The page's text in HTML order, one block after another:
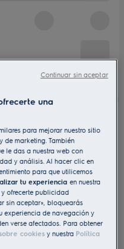
una
para mejorar nuestro sitio
de marketing. También
le das a nuestra web con
y análisis. Al hacer clic en
para que utilicemos
tu experienciaen nuestra
y ofrecerte publicidad
sin aceptar», bloquearás
experiencia de navegación y
verse afectados. Para obtener
cookiesy nuestra Política
Continuar sin aceptar